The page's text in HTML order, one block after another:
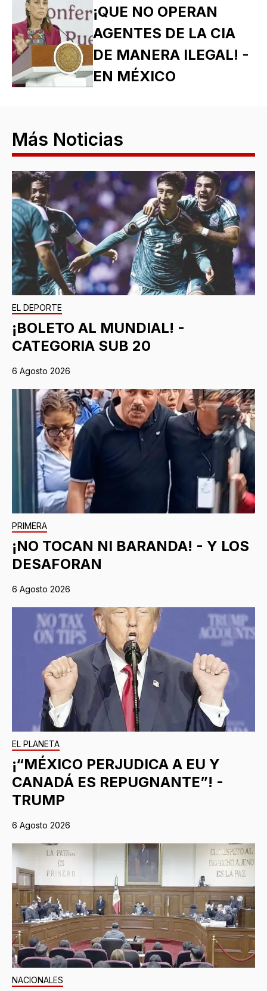
¡QUE NO OPERAN
AGENTES DE LA CIA
DE MANERA ILEGAL! -
EN MÉXICO
Más Noticias
EL DEPORTE
¡BOLETO AL MUNDIAL! -
CATEGORIA SUB 20
6 Agosto 2026
PRIMERA
¡NO TOCAN NI BARANDA! - Y LOS
DESAFORAN
6 Agosto 2026
EL PLANETA
¡“MÉXICO PERJUDICA A EU Y
CANADÁ ES REPUGNANTE”! -
TRUMP
6 Agosto 2026
NACIONALES